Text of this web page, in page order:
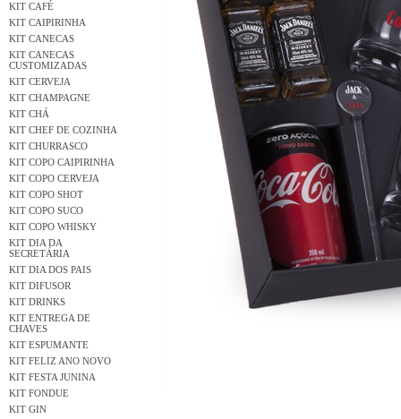
KIT CAFÉ
KIT CAIPIRINHA
KIT CANECAS
KIT CANECAS
CUSTOMIZADAS
KIT CERVEJA
KIT CHAMPAGNE
KIT CHÁ
KIT CHEF DE COZINHA
KIT CHURRASCO
KIT COPO CAIPIRINHA
KIT COPO CERVEJA
KIT COPO SHOT
KIT COPO SUCO
KIT COPO WHISKY
KIT DIA DA
SECRETÁRIA
KIT DIA DOS PAIS
KIT DIFUSOR
KIT DRINKS
KIT ENTREGA DE
CHAVES
KIT ESPUMANTE
KIT FELIZ ANO NOVO
KIT FESTA JUNINA
KIT FONDUE
KIT GIN